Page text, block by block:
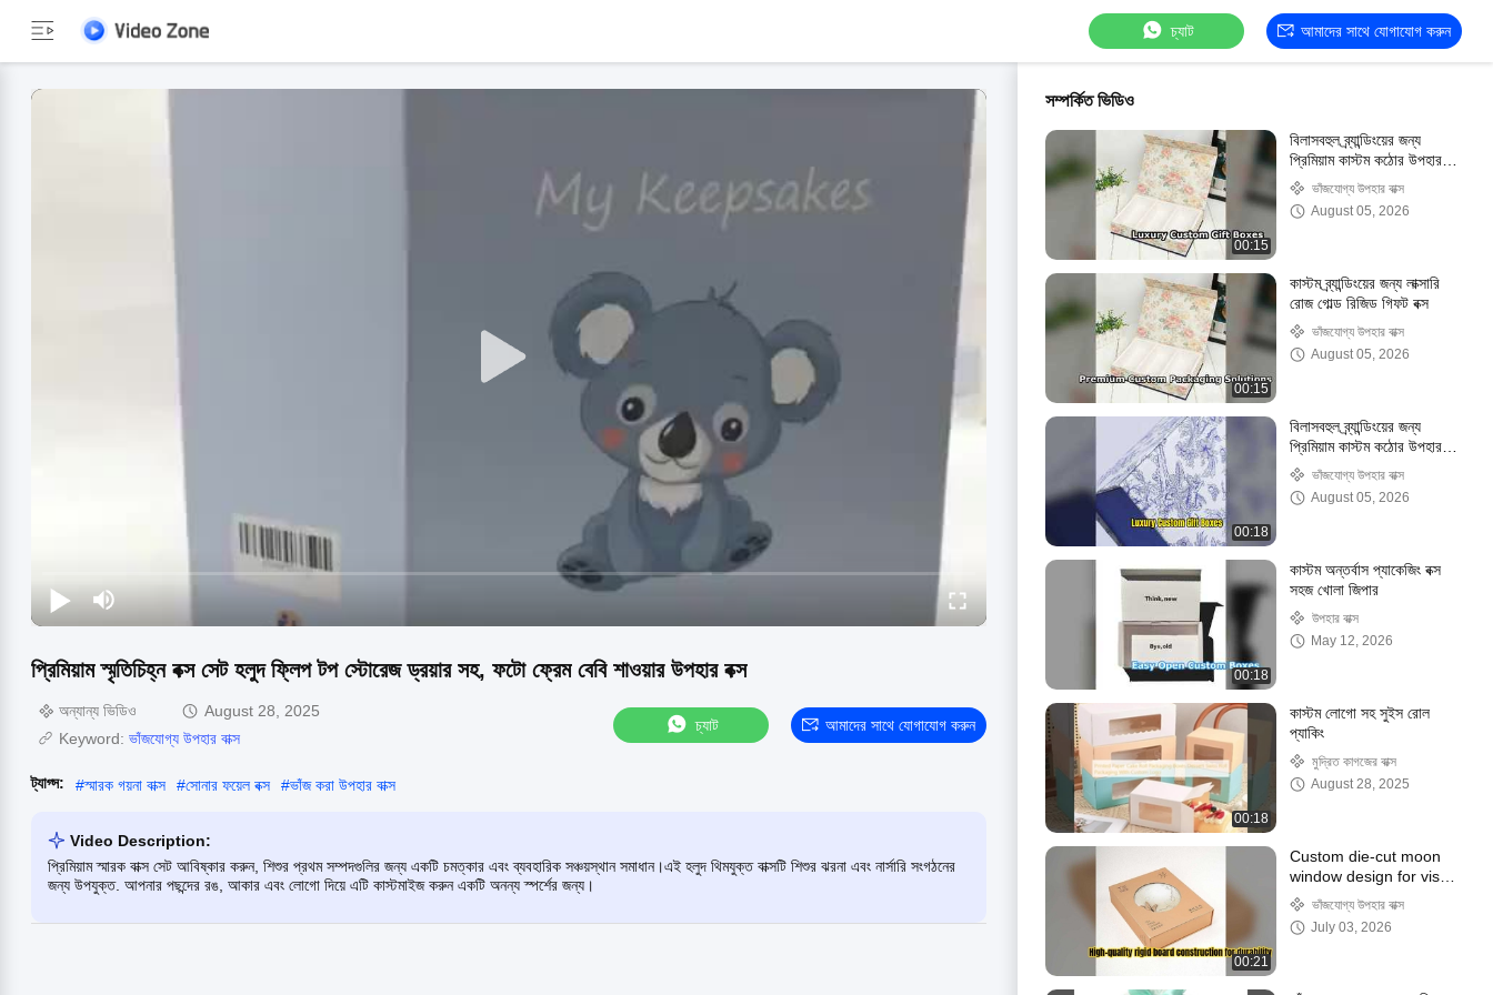
চ্যাট আমাদের সাথে যোগাযোগ করুন
প্রিমিয়াম স্মৃতিচিহ্ন বক্স সেট হলুদ ফ্লিপ টপ স্টোরেজ ড্রয়ার সহ, ফটো ফ্রেম বেবি শাওয়ার উপহার বক্স
অন্যান্য ভিডিও
August 28, 2025
Keyword: ভাঁজযোগ্য উপহার বাক্স
চ্যাট আমাদের সাথে যোগাযোগ করুন
ট্যাগ্স: #স্মারক গয়না বাক্স #সোনার ফয়েল বক্স #ভাঁজ করা উপহার বাক্স
Video Description:
প্রিমিয়াম স্মারক বাক্স সেট আবিষ্কার করুন, শিশুর প্রথম সম্পদগুলির জন্য একটি চমত্কার এবং ব্যবহারিক সঞ্চয়স্থান সমাধান।এই হলুদ থিমযুক্ত বাক্সটি শিশুর ঝরনা এবং নার্সারি সংগঠনের
জন্য উপযুক্ত. আপনার পছন্দের রঙ, আকার এবং লোগো দিয়ে এটি কাস্টমাইজ করুন একটি অনন্য স্পর্শের জন্য।
সম্পর্কিত ভিডিও
00:15
বিলাসবহুল ব্র্যান্ডিংয়ের জন্য
প্রিমিয়াম কাস্টম কঠোর উপহার
বক্স
ভাঁজযোগ্য উপহার বাক্স
August 05, 2026
00:15
কাস্টম ব্র্যান্ডিংয়ের জন্য লাক্সারি
রোজ গোল্ড রিজিড গিফট বক্স
ভাঁজযোগ্য উপহার বাক্স
August 05, 2026
00:18
বিলাসবহুল ব্র্যান্ডিংয়ের জন্য
প্রিমিয়াম কাস্টম কঠোর উপহার
বক্স
ভাঁজযোগ্য উপহার বাক্স
August 05, 2026
00:18
কাস্টম অন্তর্বাস প্যাকেজিং বক্স
সহজ খোলা জিপার
উপহার বাক্স
May 12, 2026
00:18
কাস্টম লোগো সহ সুইস রোল
প্যাকিং
মুদ্রিত কাগজের বাক্স
August 28, 2025
00:21
Custom die-cut moon
window design for visual
appealভাঁজযোগ্য উপহার বাক্স
July 03, 2026